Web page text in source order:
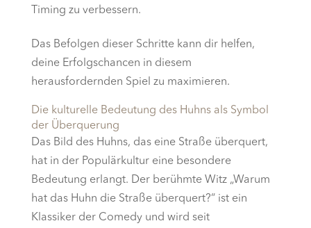
Timing zu verbessern.
Das Befolgen dieser Schritte kann dir helfen,
deine Erfolgschancen in diesem
herausfordernden Spiel zu maximieren.
Die kulturelle Bedeutung des Huhns als Symbol
der Überquerung
Das Bild des Huhns, das eine Straße überquert,
hat in der Populärkultur eine besondere
Bedeutung erlangt. Der berühmte Witz „Warum
hat das Huhn die Straße überquert?“ ist ein
Klassiker der Comedy und wird seit